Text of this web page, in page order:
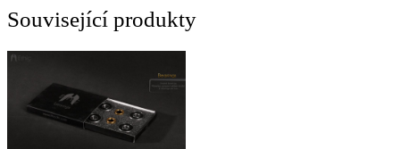
Související produkty